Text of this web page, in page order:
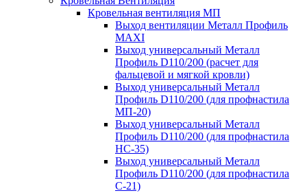
Кровельная вентиляция МП
Выход вентиляции Металл Профиль
MAXI
Выход универсальный Металл
Профиль D110/200 (расчет для
фальцевой и мягкой кровли)
Выход универсальный Металл
Профиль D110/200 (для профнастила
МП-20)
Выход универсальный Металл
Профиль D110/200 (для профнастила
НС-35)
Выход универсальный Металл
Профиль D110/200 (для профнастила
С-21)